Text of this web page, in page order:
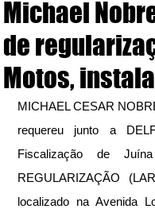
Michael
de
Motos,
MICHAEL CESAR
requereu junto a
Fiscalização de
REGULARIZAÇÃO
localizado na Avenida